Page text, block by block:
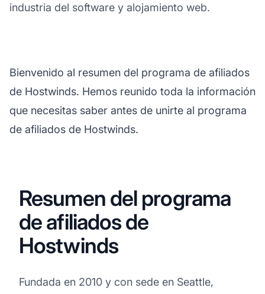
industria del software y alojamiento web.
Bienvenido al resumen del programa de afiliados
de Hostwinds. Hemos reunido toda la información
que necesitas saber antes de unirte al programa
de afiliados de Hostwinds.
Resumen del programa
de afiliados de
Hostwinds
Fundada en 2010 y con sede en Seattle,